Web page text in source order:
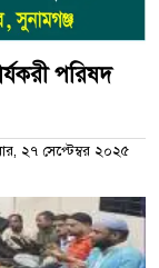
পরিষদ
২৭ সেপ্টেম্বর ২০২৫